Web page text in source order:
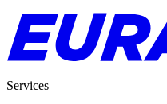
Services